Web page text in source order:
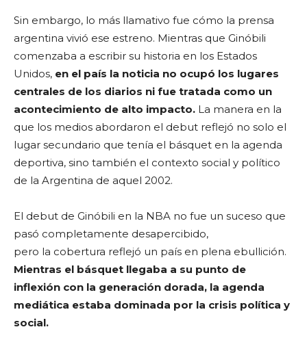
Sin embargo, lo más llamativo fue cómo la prensa
argentina vivió ese estreno. Mientras que Ginóbili
comenzaba a escribir su historia en los Estados
Unidos, en el país la noticia no ocupó los lugares
centrales de los diarios ni fue tratada como un
acontecimiento de alto impacto. La manera en la
que los medios abordaron el debut reflejó no solo el
lugar secundario que tenía el básquet en la agenda
deportiva, sino también el contexto social y político
de la Argentina de aquel 2002.
El debut de Ginóbili en la NBA no fue un suceso que
pasó completamente desapercibido,
pero la cobertura reflejó un país en plena ebullición.
Mientras el básquet llegaba a su punto de
inflexión con la generación dorada, la agenda
mediática estaba dominada por la crisis política y
social.